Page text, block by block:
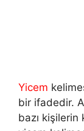
Yicem
bir ifadedir.
bazı kişilerin